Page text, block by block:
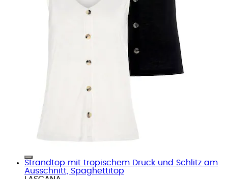
Strandtop mit tropischem Druck und Schlitz am
Ausschnitt, Spaghettitop